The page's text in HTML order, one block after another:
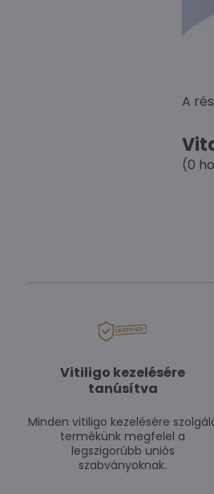
A
(0
Vitiligo kezelésére
tanúsítva
Minden vitiligo kezelésére
termékünk megfelel a
legszigorúbb uniós
szabványoknak.